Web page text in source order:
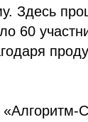
Здесь
60